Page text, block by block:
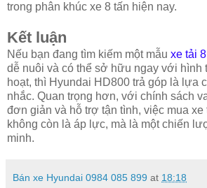
trong phân khúc xe 8 tấn hiện nay.
Kết luận
Nếu bạn đang tìm kiếm một mẫu xe tải
dễ nuôi và có thể sở hữu ngay với hình
hoạt, thì Hyundai HD800 trả góp là lựa
nhắc. Quan trọng hơn, với chính sách
đơn giản và hỗ trợ tận tình, việc mua xe
không còn là áp lực, mà là một chiến
minh.
Bán xe Hyundai 0984 085 899 at 18:18